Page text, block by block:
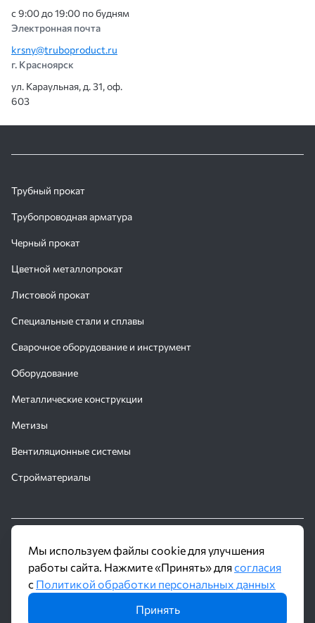
с 9:00 до 19:00 по будням
Электронная почта
krsny@truboproduct.ru
г. Красноярск
ул. Караульная, д. 31, оф.
603
Трубный прокат
Трубопроводная арматура
Черный прокат
Цветной металлопрокат
Листовой прокат
Специальные стали и сплавы
Сварочное оборудование и инструмент
Оборудование
Металлические конструкции
Метизы
Вентиляционные системы
Стройматериалы
© 2016 - 2026 Производственное объединение «Трубное
Решение»
Политика обработки персональных данных
Информация на сайте не является публичной офертой и носит
Мы используем файлы cookie для улучшения
работы сайта. Нажмите «Принять» длясогласия
с Политикой обработки персональных данных
Принять